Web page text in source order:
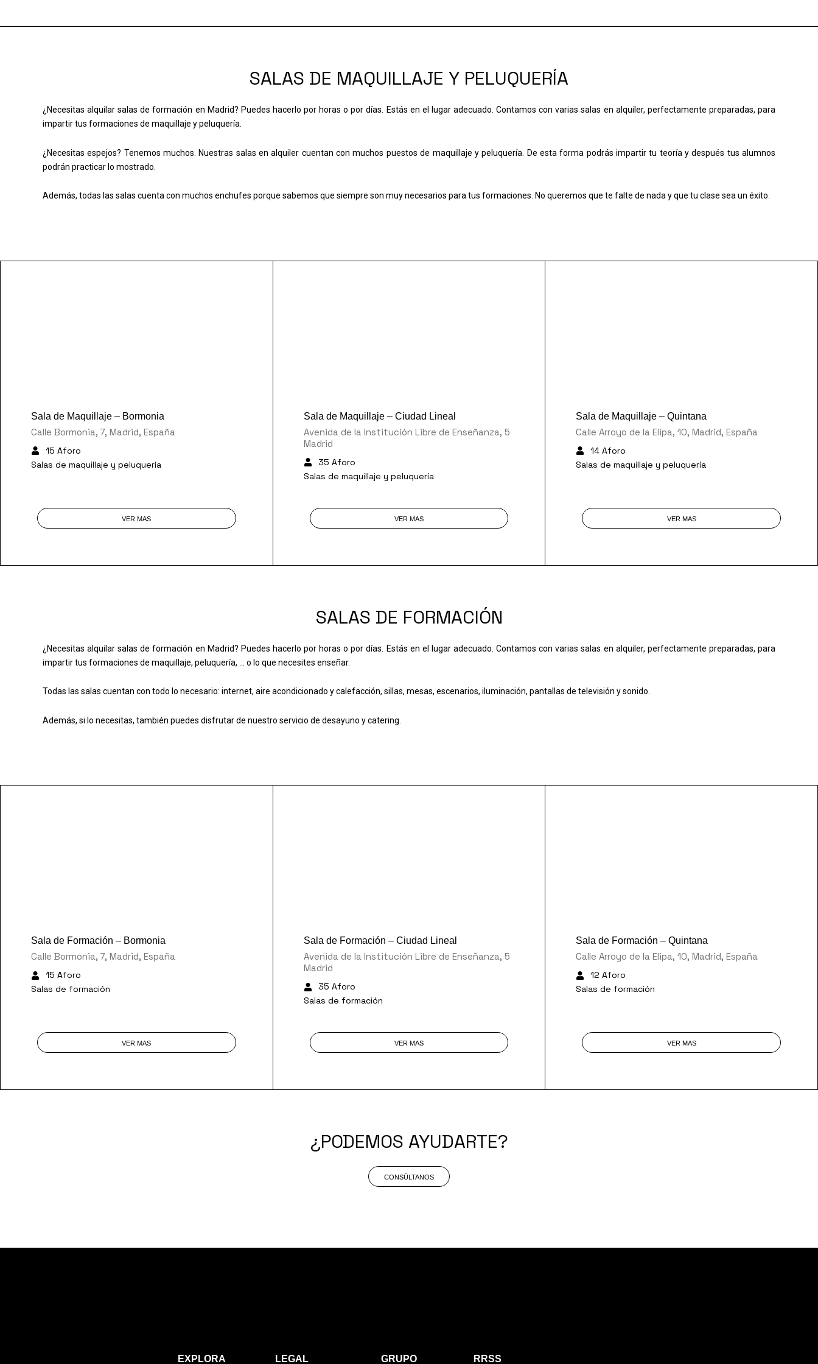
SALAS DE MAQUILLAJE Y PELUQUERÍA
¿Necesitas alquilar salas de formación en Madrid? Puedes hacerlo por horas o por días. Estás en el lugar adecuado. Contamos con varias salas en alquiler, perfectamente preparadas, para
impartir tus formaciones de maquillaje y peluquería.
¿Necesitas espejos? Tenemos muchos. Nuestras salas en alquiler cuentan con muchos puestos de maquillaje y peluquería. De esta forma podrás impartir tu teoría y después tus alumnos
podrán practicar lo mostrado.
Además, todas las salas cuenta con muchos enchufes porque sabemos que siempre son muy necesarios para tus formaciones. No queremos que te falte de nada y que tu clase sea un éxito.
Sala de Maquillaje – Bormonia
Calle Bormonia, 7, Madrid, España
15 Aforo
Salas de maquillaje y peluquería
VER MAS
Sala de Maquillaje – Ciudad Lineal
Avenida de la Institución Libre de Enseñanza, 5
Madrid
35 Aforo
Salas de maquillaje y peluquería
VER MAS
Sala de Maquillaje – Quintana
Calle Arroyo de la Elipa, 10, Madrid, España
14 Aforo
Salas de maquillaje y peluquería
VER MAS
SALAS DE FORMACIÓN
¿Necesitas alquilar salas de formación en Madrid? Puedes hacerlo por horas o por días. Estás en el lugar adecuado. Contamos con varias salas en alquiler, perfectamente preparadas, para
impartir tus formaciones de maquillaje, peluquería, … o lo que necesites enseñar.
Todas las salas cuentan con todo lo necesario: internet, aire acondicionado y calefacción, sillas, mesas, escenarios, iluminación, pantallas de televisión y sonido.
Además, si lo necesitas, también puedes disfrutar de nuestro servicio de desayuno y catering.
Sala de Formación – Bormonia
Calle Bormonia, 7, Madrid, España
15 Aforo
Salas de formación
VER MAS
Sala de Formación – Ciudad Lineal
Avenida de la Institución Libre de Enseñanza, 5
Madrid
35 Aforo
Salas de formación
VER MAS
Sala de Formación – Quintana
Calle Arroyo de la Elipa, 10, Madrid, España
12 Aforo
Salas de formación
VER MAS
¿PODEMOS AYUDARTE?
CONSÚLTANOS
EXPLORA LEGAL GRUPO RRSS